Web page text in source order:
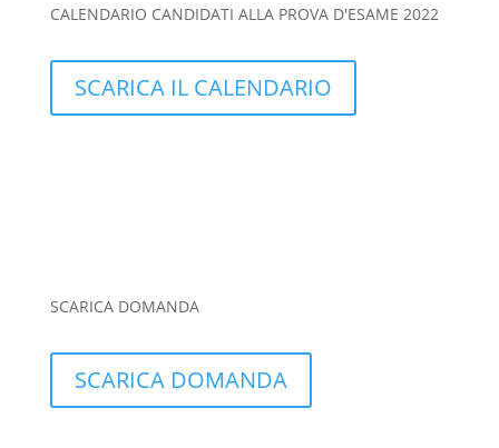
CALENDARIO CANDIDATI ALLA PROVA D'ESAME 2022
SCARICA IL CALENDARIO
SCARICA DOMANDA
SCARICA DOMANDA